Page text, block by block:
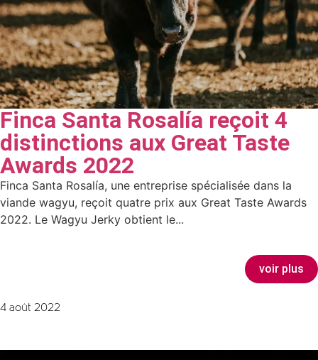
Finca Santa Rosalía reçoit 4
distinctions aux Great Taste
Awards 2022
Finca Santa Rosalía, une entreprise spécialisée dans la
viande wagyu, reçoit quatre prix aux Great Taste Awards
2022. Le Wagyu Jerky obtient le...
voir plus
4 août 2022